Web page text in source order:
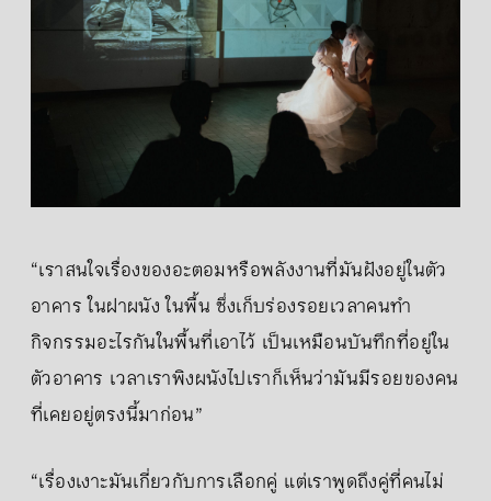
“เราสนใจเรื่องของอะตอมหรือพลังงานที่มันฝังอยู่ในตัว
อาคาร ในฝาผนัง ในพื้น ซึ่งเก็บร่องรอยเวลาคนทำ
กิจกรรมอะไรกันในพื้นที่เอาไว้ เป็นเหมือนบันทึกที่อยู่ใน
ตัวอาคาร เวลาเราพิงผนังไปเราก็เห็นว่ามันมีรอยของคน
ที่เคยอยู่ตรงนี้มาก่อน”
“เรื่องเงาะมันเกี่ยวกับการเลือกคู่ แต่เราพูดถึงคู่ที่คนไม่